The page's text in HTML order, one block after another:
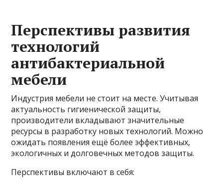
Перспективы развития
технологий
антибактериальной
мебели
Индустрия мебели не стоит на месте. Учитывая
актуальность гигиенической защиты,
производители вкладывают значительные
ресурсы в разработку новых технологий. Можно
ожидать появления ещё более эффективных,
экологичных и долговечных методов защиты.
Перспективы включают в себя: